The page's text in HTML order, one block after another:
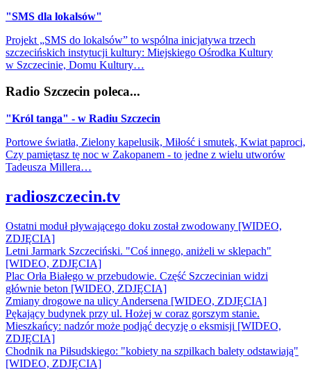
"SMS dla lokalsów"
Projekt „SMS do lokalsów” to wspólna inicjatywa trzech
szczecińskich instytucji kultury: Miejskiego Ośrodka Kultury
w Szczecinie, Domu Kultury…
Radio Szczecin poleca...
"Król tanga" - w Radiu Szczecin
Portowe światła, Zielony kapelusik, Miłość i smutek, Kwiat paproci,
Czy pamiętasz tę noc w Zakopanem - to jedne z wielu utworów
Tadeusza Millera…
radioszczecin.tv
Ostatni moduł pływającego doku został zwodowany [WIDEO,
ZDJĘCIA]
Letni Jarmark Szczeciński. "Coś innego, aniżeli w sklepach"
[WIDEO, ZDJĘCIA]
Plac Orła Białego w przebudowie. Część Szczecinian widzi
głównie beton [WIDEO, ZDJĘCIA]
Zmiany drogowe na ulicy Andersena [WIDEO, ZDJĘCIA]
Pękający budynek przy ul. Hożej w coraz gorszym stanie.
Mieszkańcy: nadzór może podjąć decyzję o eksmisji [WIDEO,
ZDJĘCIA]
Chodnik na Piłsudskiego: "kobiety na szpilkach balety odstawiają"
[WIDEO, ZDJĘCIA]